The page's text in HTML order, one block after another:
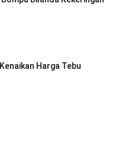
Harga Tebu